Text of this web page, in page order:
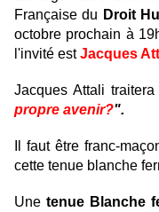
Française du Droit
octobre prochain à
l'invité estJacques
Jacques Attali
propre avenir?".
Il faut être franc-
cette tenue blanche
Une tenue Blanche